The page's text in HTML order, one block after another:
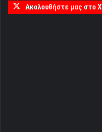
Ακολουθήστε μας στο X